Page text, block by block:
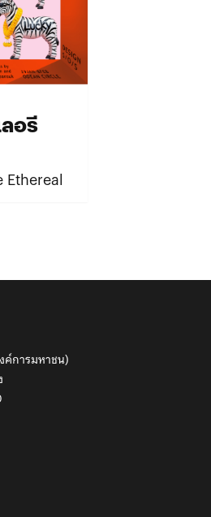
อรี
Ethereal
ค์การมหาชน)